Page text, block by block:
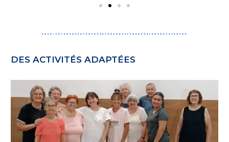
DES ACTIVITÉS ADAPTÉES